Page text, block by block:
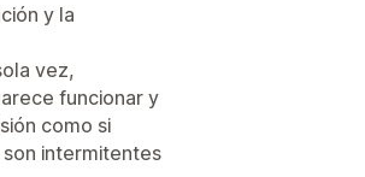
y la
vez,
funcionar y
como si
intermitentes